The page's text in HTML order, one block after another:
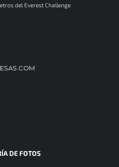
del Everest Challenge
DE FOTOS